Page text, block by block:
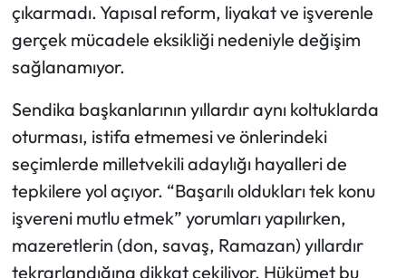
çıkarmadı. Yapısal reform, liyakat ve işverenle
gerçek mücadele eksikliği nedeniyle değişim
sağlanamıyor.
Sendika başkanlarının yıllardır aynı koltuklarda
oturması, istifa etmemesi ve önlerindeki
seçimlerde milletvekili adaylığı hayalleri de
tepkilere yol açıyor. “Başarılı oldukları tek konu
işvereni mutlu etmek” yorumları yapılırken,
mazeretlerin (don, savaş, Ramazan) yıllardır
tekrarlandığına dikkat çekiliyor. Hükümet bu